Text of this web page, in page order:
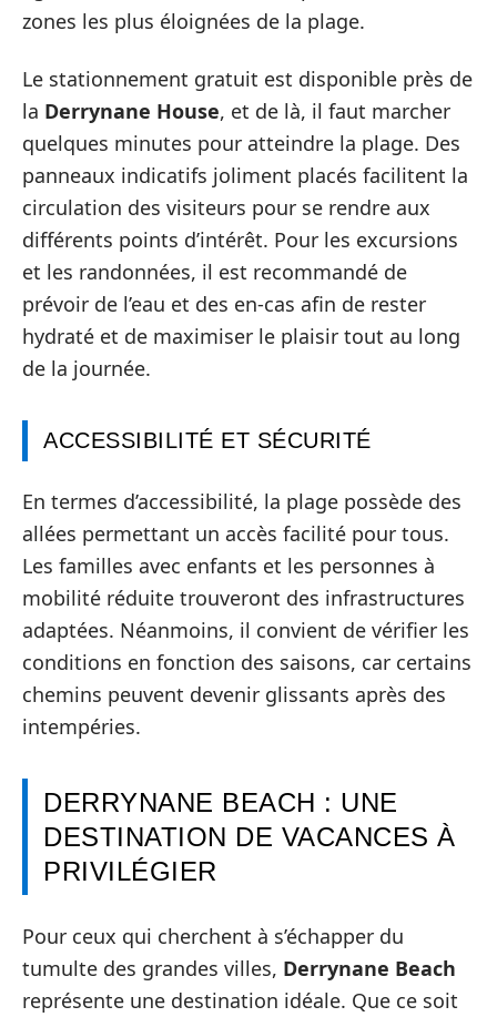
zones les plus éloignées de la plage.
Le stationnement gratuit est disponible près de
la Derrynane House, et de là, il faut marcher
quelques minutes pour atteindre la plage. Des
panneaux indicatifs joliment placés facilitent la
circulation des visiteurs pour se rendre aux
différents points d’intérêt. Pour les excursions
et les randonnées, il est recommandé de
prévoir de l’eau et des en-cas afin de rester
hydraté et de maximiser le plaisir tout au long
de la journée.
ACCESSIBILITÉ ET SÉCURITÉ
En termes d’accessibilité, la plage possède des
allées permettant un accès facilité pour tous.
Les familles avec enfants et les personnes à
mobilité réduite trouveront des infrastructures
adaptées. Néanmoins, il convient de vérifier les
conditions en fonction des saisons, car certains
chemins peuvent devenir glissants après des
intempéries.
DERRYNANE BEACH : UNE
DESTINATION DE VACANCES À
PRIVILÉGIER
Pour ceux qui cherchent à s’échapper du
tumulte des grandes villes, Derrynane Beach
représente une destination idéale. Que ce soit